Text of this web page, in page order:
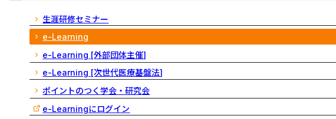
生涯研修セミナー
e-Learning
e-Learning [外部団体主催]
e-Learning [次世代医療基盤法]
ポイントのつく学会・研究会
e-Learningにログイン